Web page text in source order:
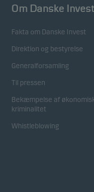
Om Danske Invest
Fakta om Danske Invest
Direktion og bestyrelse
Generalforsamling
Til pressen
Bekæmpelse af
kriminalitet
Whistleblowing